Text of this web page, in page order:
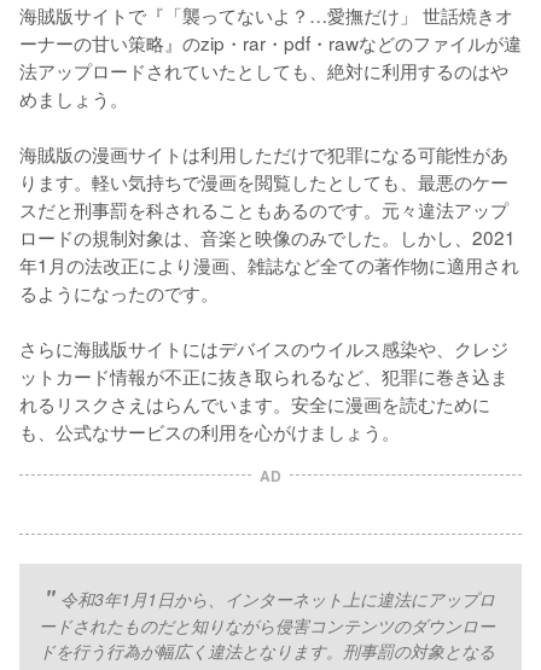
海賊版サイトで『「襲ってないよ？…愛撫だけ」 世話焼きオ
ーナーの甘い策略』のzip・rar・pdf・rawなどのファイルが違
法アップロードされていたとしても、絶対に利用するのはや
めましょう。
海賊版の漫画サイトは利用しただけで犯罪になる可能性があ
ります。軽い気持ちで漫画を閲覧したとしても、最悪のケー
スだと刑事罰を科されることもあるのです。元々違法アップ
ロードの規制対象は、音楽と映像のみでした。しかし、2021
年1月の法改正により漫画、雑誌など全ての著作物に適用され
るようになったのです。
さらに海賊版サイトにはデバイスのウイルス感染や、クレジ
ットカード情報が不正に抜き取られるなど、犯罪に巻き込ま
れるリスクさえはらんでいます。安全に漫画を読むために
も、公式なサービスの利用を心がけましょう。
AD
令和3年1月1日から、インターネット上に違法にアップロ
ードされたものだと知りながら侵害コンテンツのダウンロー
ドを行う行為が幅広く違法となります。刑事罰の対象となる